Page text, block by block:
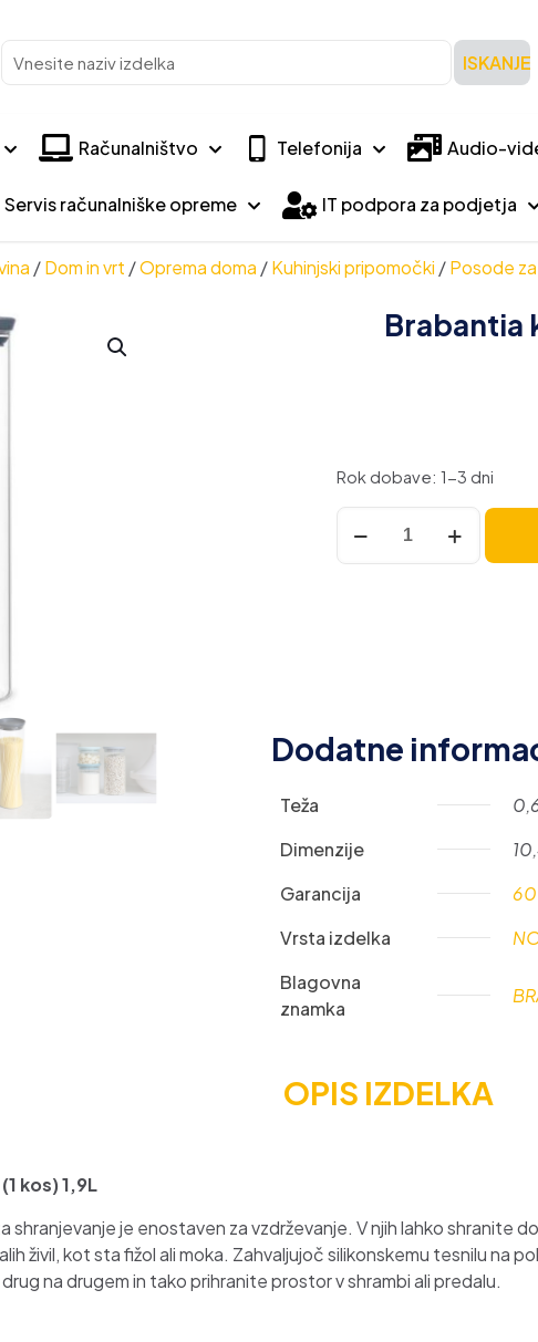
Vnesite
naziv
ISKANJE
Računalništvo Telefonija Audio-
Servis računalniške opreme IT podpora za podjetja
/Dom in vrt /Oprema doma /Kuhinjski pripomočki /Posode za
Brabantia
Rok dobave: 1-3 dni
Brabantia
kozarec
za
Dodatne
Teža
Dimenzije
Garancija
Vrsta izdelka
Blagovna
znamka
OPIS IZDELKA
kos) 1,9L
shranjevanjeje enostaven za vzdrževanje. V njih lahkoshranite
živil, kot sta fižol ali moka. Zahvaljujočsilikonskemu tesniluna
na drugem in takoprihranite prostor v shrambiali predalu.